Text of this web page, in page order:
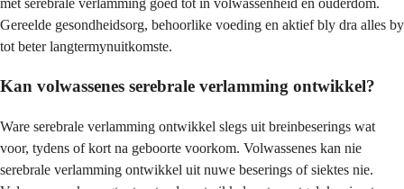
Gereelde gesondheidsorg, behoorlike voeding en aktief bly dra alles by
tot beter langtermynuitkomste.
Kan volwassenes serebrale verlamming ontwikkel?
Ware serebrale verlamming ontwikkel slegs uit breinbeserings wat
voor, tydens of kort na geboorte voorkom. Volwassenes kan nie
serebrale verlamming ontwikkel uit nuwe beserings of siektes nie.